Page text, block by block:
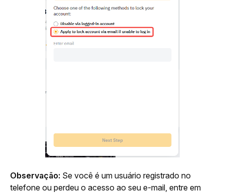
Observação: Se você é um usuário registrado no
telefone ou perdeu o acesso ao seu e-mail, entre em